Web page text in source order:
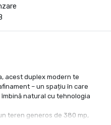
acest duplex modern te
– un spațiu în care
natural cu tehnologia
teren generos de 380 mp,